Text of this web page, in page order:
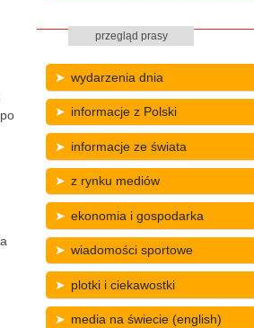
przegląd prasy
wydarzenia dnia
informacje z Polski
informacje ze świata
z rynku mediów
ekonomia i gospodarka
wiadomości sportowe
plotki i ciekawostki
media na świecie (english)